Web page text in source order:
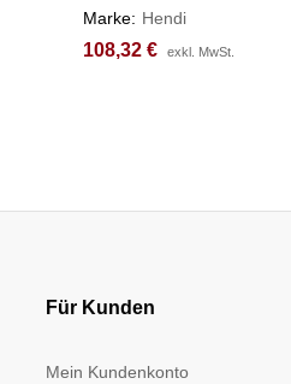
Marke: Hendi
108,32 € exkl. MwSt.
108,32 € exkl. MwSt.
Für Kunden
Mein Kundenkonto